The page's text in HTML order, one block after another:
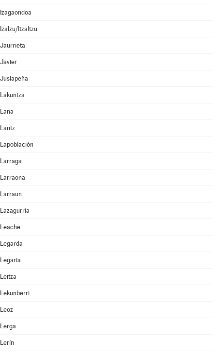
Izagaondoa
Izalzu/Itzaltzu
Jaurrieta
Javier
Juslapeña
Lakuntza
Lana
Lantz
Lapoblación
Larraga
Larraona
Larraun
Lazagurría
Leache
Legarda
Legaria
Leitza
Lekunberri
Leoz
Lerga
Lerín